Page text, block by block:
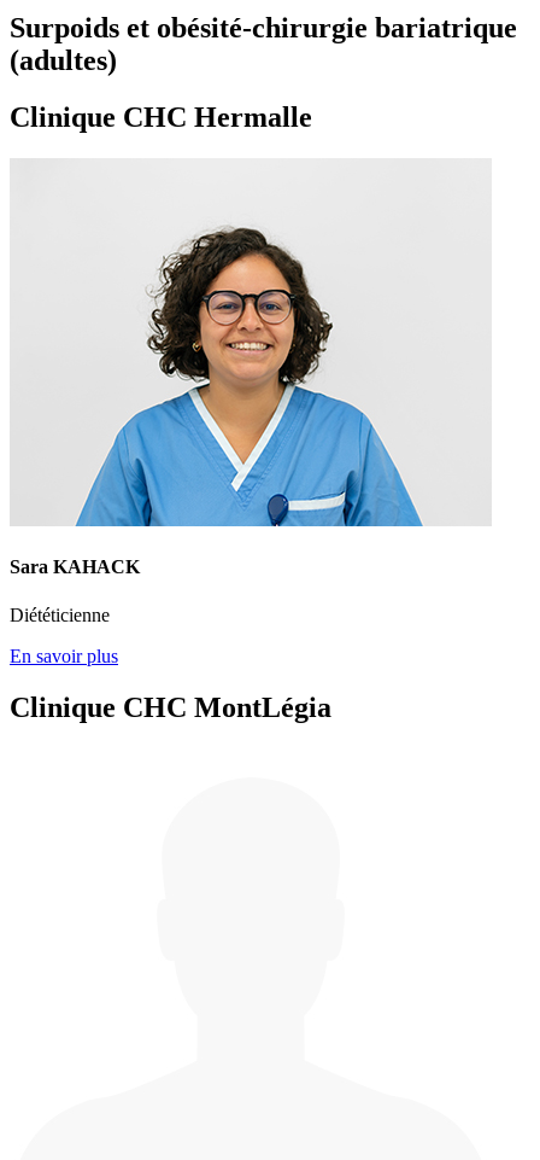
Surpoids et obésité-chirurgie bariatrique
(adultes)
Clinique CHC Hermalle
Sara KAHACK
Diététicienne
En savoir plus
Clinique CHC MontLégia